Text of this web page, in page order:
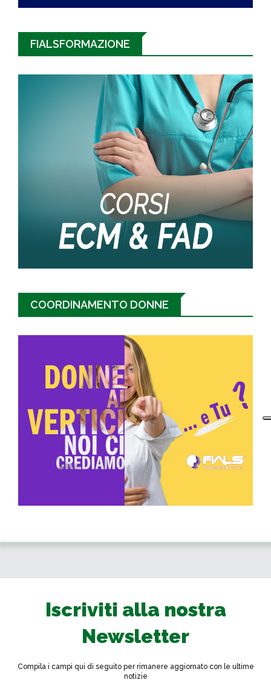
FIALSFORMAZIONE
COORDINAMENTO DONNE
Iscriviti alla nostra
Newsletter
Compila i campi qui di seguito per rimanere aggiornato con le ultime
notizie